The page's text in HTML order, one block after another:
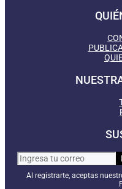
Al registrarte, aceptas